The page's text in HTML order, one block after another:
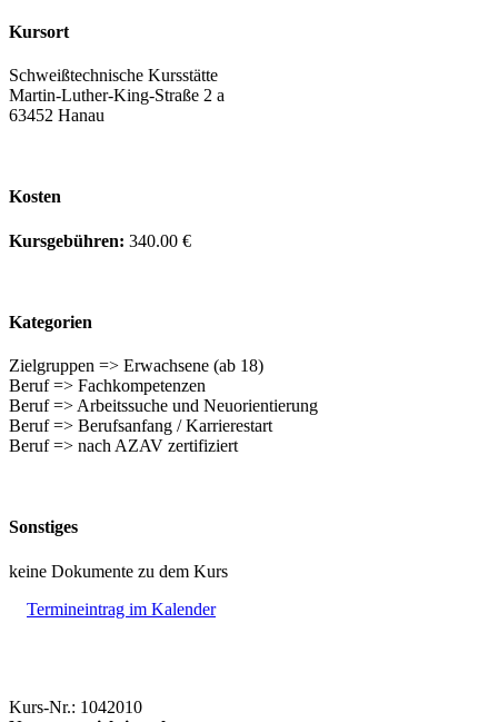
Kursort
Schweißtechnische Kursstätte
Martin-Luther-King-Straße 2 a
63452 Hanau
Kosten
Kursgebühren: 340.00 €
Kategorien
Zielgruppen => Erwachsene (ab 18)
Beruf => Fachkompetenzen
Beruf => Arbeitssuche und Neuorientierung
Beruf => Berufsanfang / Karrierestart
Beruf => nach AZAV zertifiziert
Sonstiges
keine Dokumente zu dem Kurs
Termineintrag im Kalender
Kurs-Nr.: 1042010